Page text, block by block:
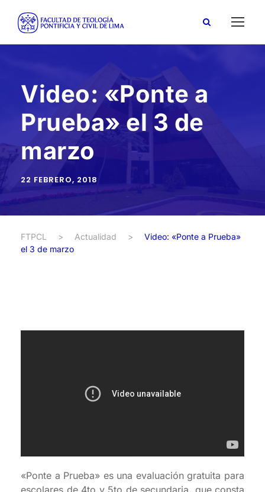
Video: «Ponte a
Prueba» el 3 de
marzo
22 FEBRERO, 2018
FTPCL > Actualidad >
Video: «Ponte a Prueba»
el 3 de marzo
«Ponte a Prueba» es una evaluación gratuita para
escolares de 4to y 5to de secundaria, que consta